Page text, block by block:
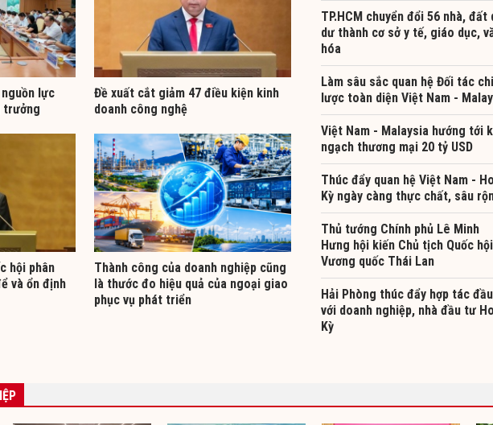
lực
trưởng
​Đề xuất cắt giảm 47 điều kiện kinh
doanh công nghệ
hội phân
và ổn định
Thành công của doanh nghiệp cũng
là thước đo hiệu quả của ngoại giao
phục vụ phát triển
TP.HCM chuyển đổi 56 nhà, đất
dư thành cơ sở y tế, giáo dục,
hóa
Làm sâu sắc quan hệ Đối tác
lược toàn diện Việt Nam -
Việt Nam - Malaysia hướng tới
ngạch thương mại 20 tỷ USD
Thúc đẩy quan hệ Việt Nam -
Kỳ ngày càng thực chất, sâu
Thủ tướng Chính phủ Lê Minh
Hưng hội kiến Chủ tịch Quốc hội
Vương quốc Thái Lan
Hải Phòng thúc đẩy hợp tác
với doanh nghiệp, nhà đầu tư
Kỳ